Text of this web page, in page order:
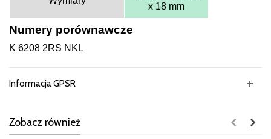
x 18 mm
Numery porównawcze
K 6208 2RS NKL
Informacja GPSR
Zobacz również